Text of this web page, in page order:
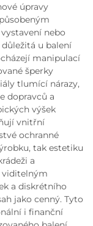
úpravy
nebo
důležitá u balení
manipulací
šperky
tlumící nárazy,
dopravců a
výšek
vnitřní
ochranné
tak estetiku
a
viditelným
a diskrétního
jako cenný. Tyto
i finanční